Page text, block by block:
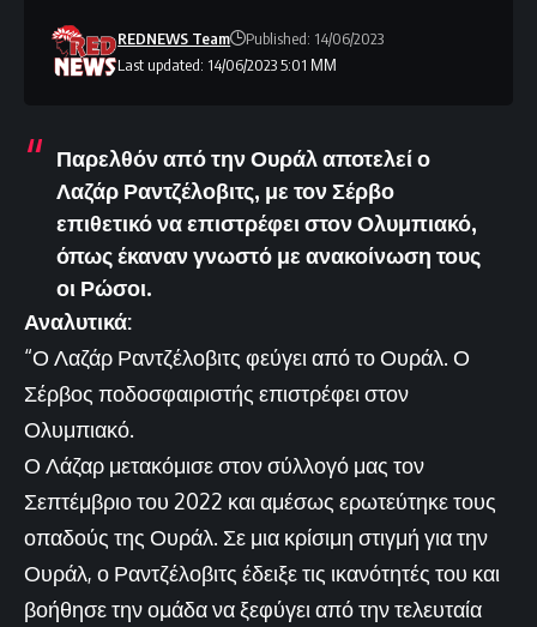
Last updated: 14/06/2023 5:01 ΜΜ
REDNEWS Team Published: 14/06/2023
Παρελθόν από την Ουράλ αποτελεί ο
Λαζάρ Ραντζέλοβιτς, με τον Σέρβο
επιθετικό να επιστρέφει στον Ολυμπιακό,
όπως έκαναν γνωστό με ανακοίνωση τους
οι Ρώσοι.
Αναλυτικά:
“Ο Λαζάρ Ραντζέλοβιτς φεύγει από το Ουράλ. Ο
Σέρβος ποδοσφαιριστής επιστρέφει στον
Ολυμπιακό.
Ο Λάζαρ μετακόμισε στον σύλλογό μας τον
Σεπτέμβριο του 2022 και αμέσως ερωτεύτηκε τους
οπαδούς της Ουράλ. Σε μια κρίσιμη στιγμή για την
Ουράλ, ο Ραντζέλοβιτς έδειξε τις ικανότητές του και
βοήθησε την ομάδα να ξεφύγει από την τελευταία